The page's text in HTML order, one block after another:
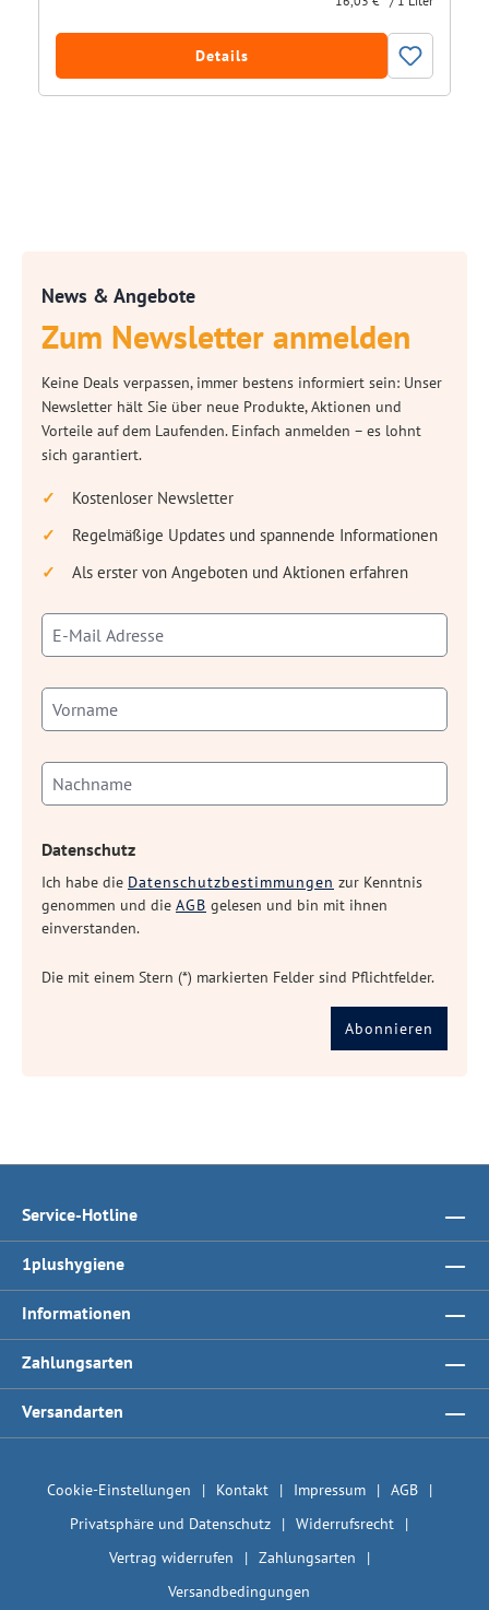
Details
News & Angebote
Zum Newsletter anmelden
Keine Deals verpassen, immer bestens informiert sein: Unser
Newsletter hält Sie über neue Produkte, Aktionen und
Vorteile auf dem Laufenden. Einfach anmelden – es lohnt
sich garantiert.
Kostenloser Newsletter
Regelmäßige Updates und spannende Informationen
Als erster von Angeboten und Aktionen erfahren
Datenschutz
Ich habe die Datenschutzbestimmungen zur Kenntnis
genommen und die AGB gelesen und bin mit ihnen
einverstanden.
Die mit einem Stern (*) markierten Felder sind Pflichtfelder.
Abonnieren
Service-Hotline
1plushygiene
Informationen
Zahlungsarten
Versandarten
Cookie-Einstellungen Kontakt Impressum
AGB
Privatsphäre und Datenschutz
Widerrufsrecht
Vertrag widerrufen
Zahlungsarten
Versandbedingungen